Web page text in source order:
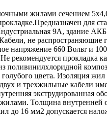
жилами сечением
9А, здание
не
напряжение 660 Вольт и
рекомендуется
поливинилхлоридной
цвета. Изоляция
и трехжильные кабели
Толщина
до 16 мм2 допускается